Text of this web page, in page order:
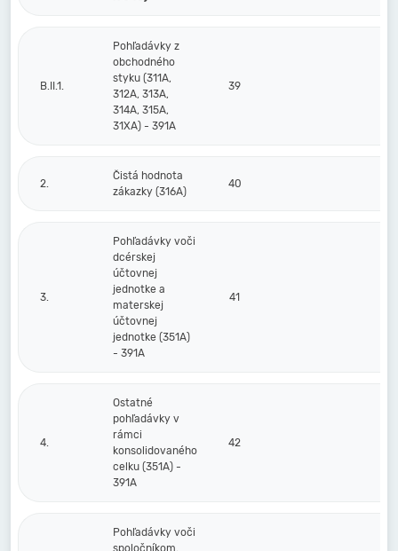
B.II.1.
Pohľadávky z
obchodného
styku (311A,
312A, 313A,
314A, 315A,
31XA) - 391A
39
2.
Čistá hodnota
zákazky (316A)
40
3.
Pohľadávky voči
dcérskej
účtovnej
jednotke a
materskej
účtovnej
jednotke (351A)
- 391A
41
4.
Ostatné
pohľadávky v
rámci
konsolidovaného
celku (351A) -
391A
42
Pohľadávky voči
spoločníkom,